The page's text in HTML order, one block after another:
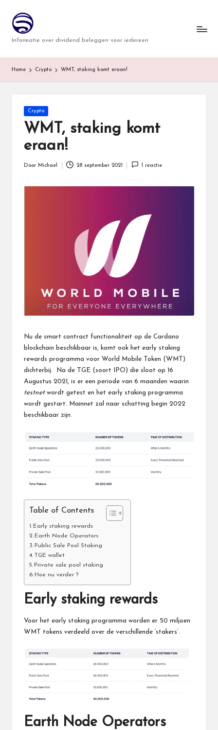
T
w
i
n
Informatie over dividend beleggen voor iedereen
Home Crypto WMT, staking komt eraan!
Geplaatst
in
Crypto
WMT, staking komt
eraan!
Door Michael 28 september 2021 1 reactie
Nu de smart contract functionaliteit op de Cardano
blockchain beschikbaar is, komt ook het early staking
rewards programma voor World Mobile Token (WMT)
dichterbij. Na de TGE (soort IPO) die sloot op 16
Augustus 2021, is er een periode van 6 maanden waarin
testnetwordt getest en het early staking programma
wordt gestart. Mainnet zal naar schatting begin 2022
beschikbaar zijn.
Table of Contents
Early staking rewards
Earth Node Operators
Public Sale Pool Staking
TGE wallet
Private sale pool staking
Hoe nu verder ?
Early staking rewards
Voor het early staking programma worden er 50 miljoen
WMT tokens verdeeld over de verschillende ‘stakers’.
Earth Node Operators